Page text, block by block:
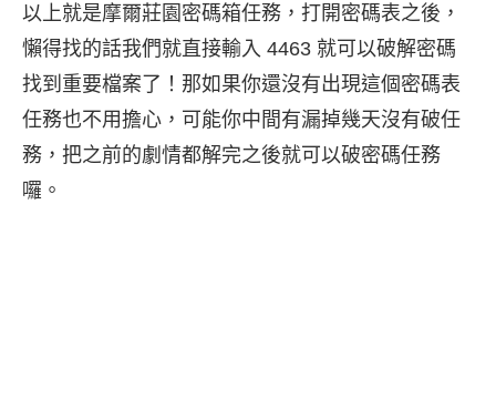
以上就是摩爾莊園密碼箱任務，打開密碼表之後，
懶得找的話我們就直接輸入 4463 就可以破解密碼
找到重要檔案了！那如果你還沒有出現這個密碼表
任務也不用擔心，可能你中間有漏掉幾天沒有破任
務，把之前的劇情都解完之後就可以破密碼任務
囉。